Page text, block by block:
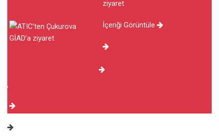
ziyaret
İçeriği Görüntüle